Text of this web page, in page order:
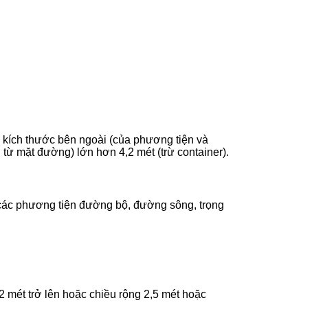
kích thước bên ngoài (của phương tiện và
mặt đường) lớn hơn 4,2 mét (trừ container).
phương tiện đường bộ, đường sông, trọng
trở lên hoặc chiều rộng 2,5 mét hoặc